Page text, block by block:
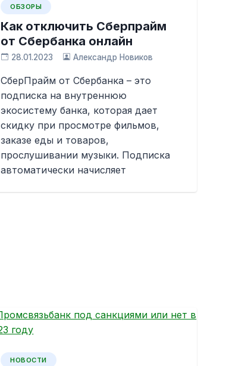
ОБЗОРЫ
Как отключить Сберпрайм
от Сбербанка онлайн
28.01.2023 Александр Новиков
СберПрайм от Сбербанка – это
подписка на внутреннюю
экосистему банка, которая дает
скидку при просмотре фильмов,
заказе еды и товаров,
прослушивании музыки. Подписка
автоматически начисляет
НОВОСТИ